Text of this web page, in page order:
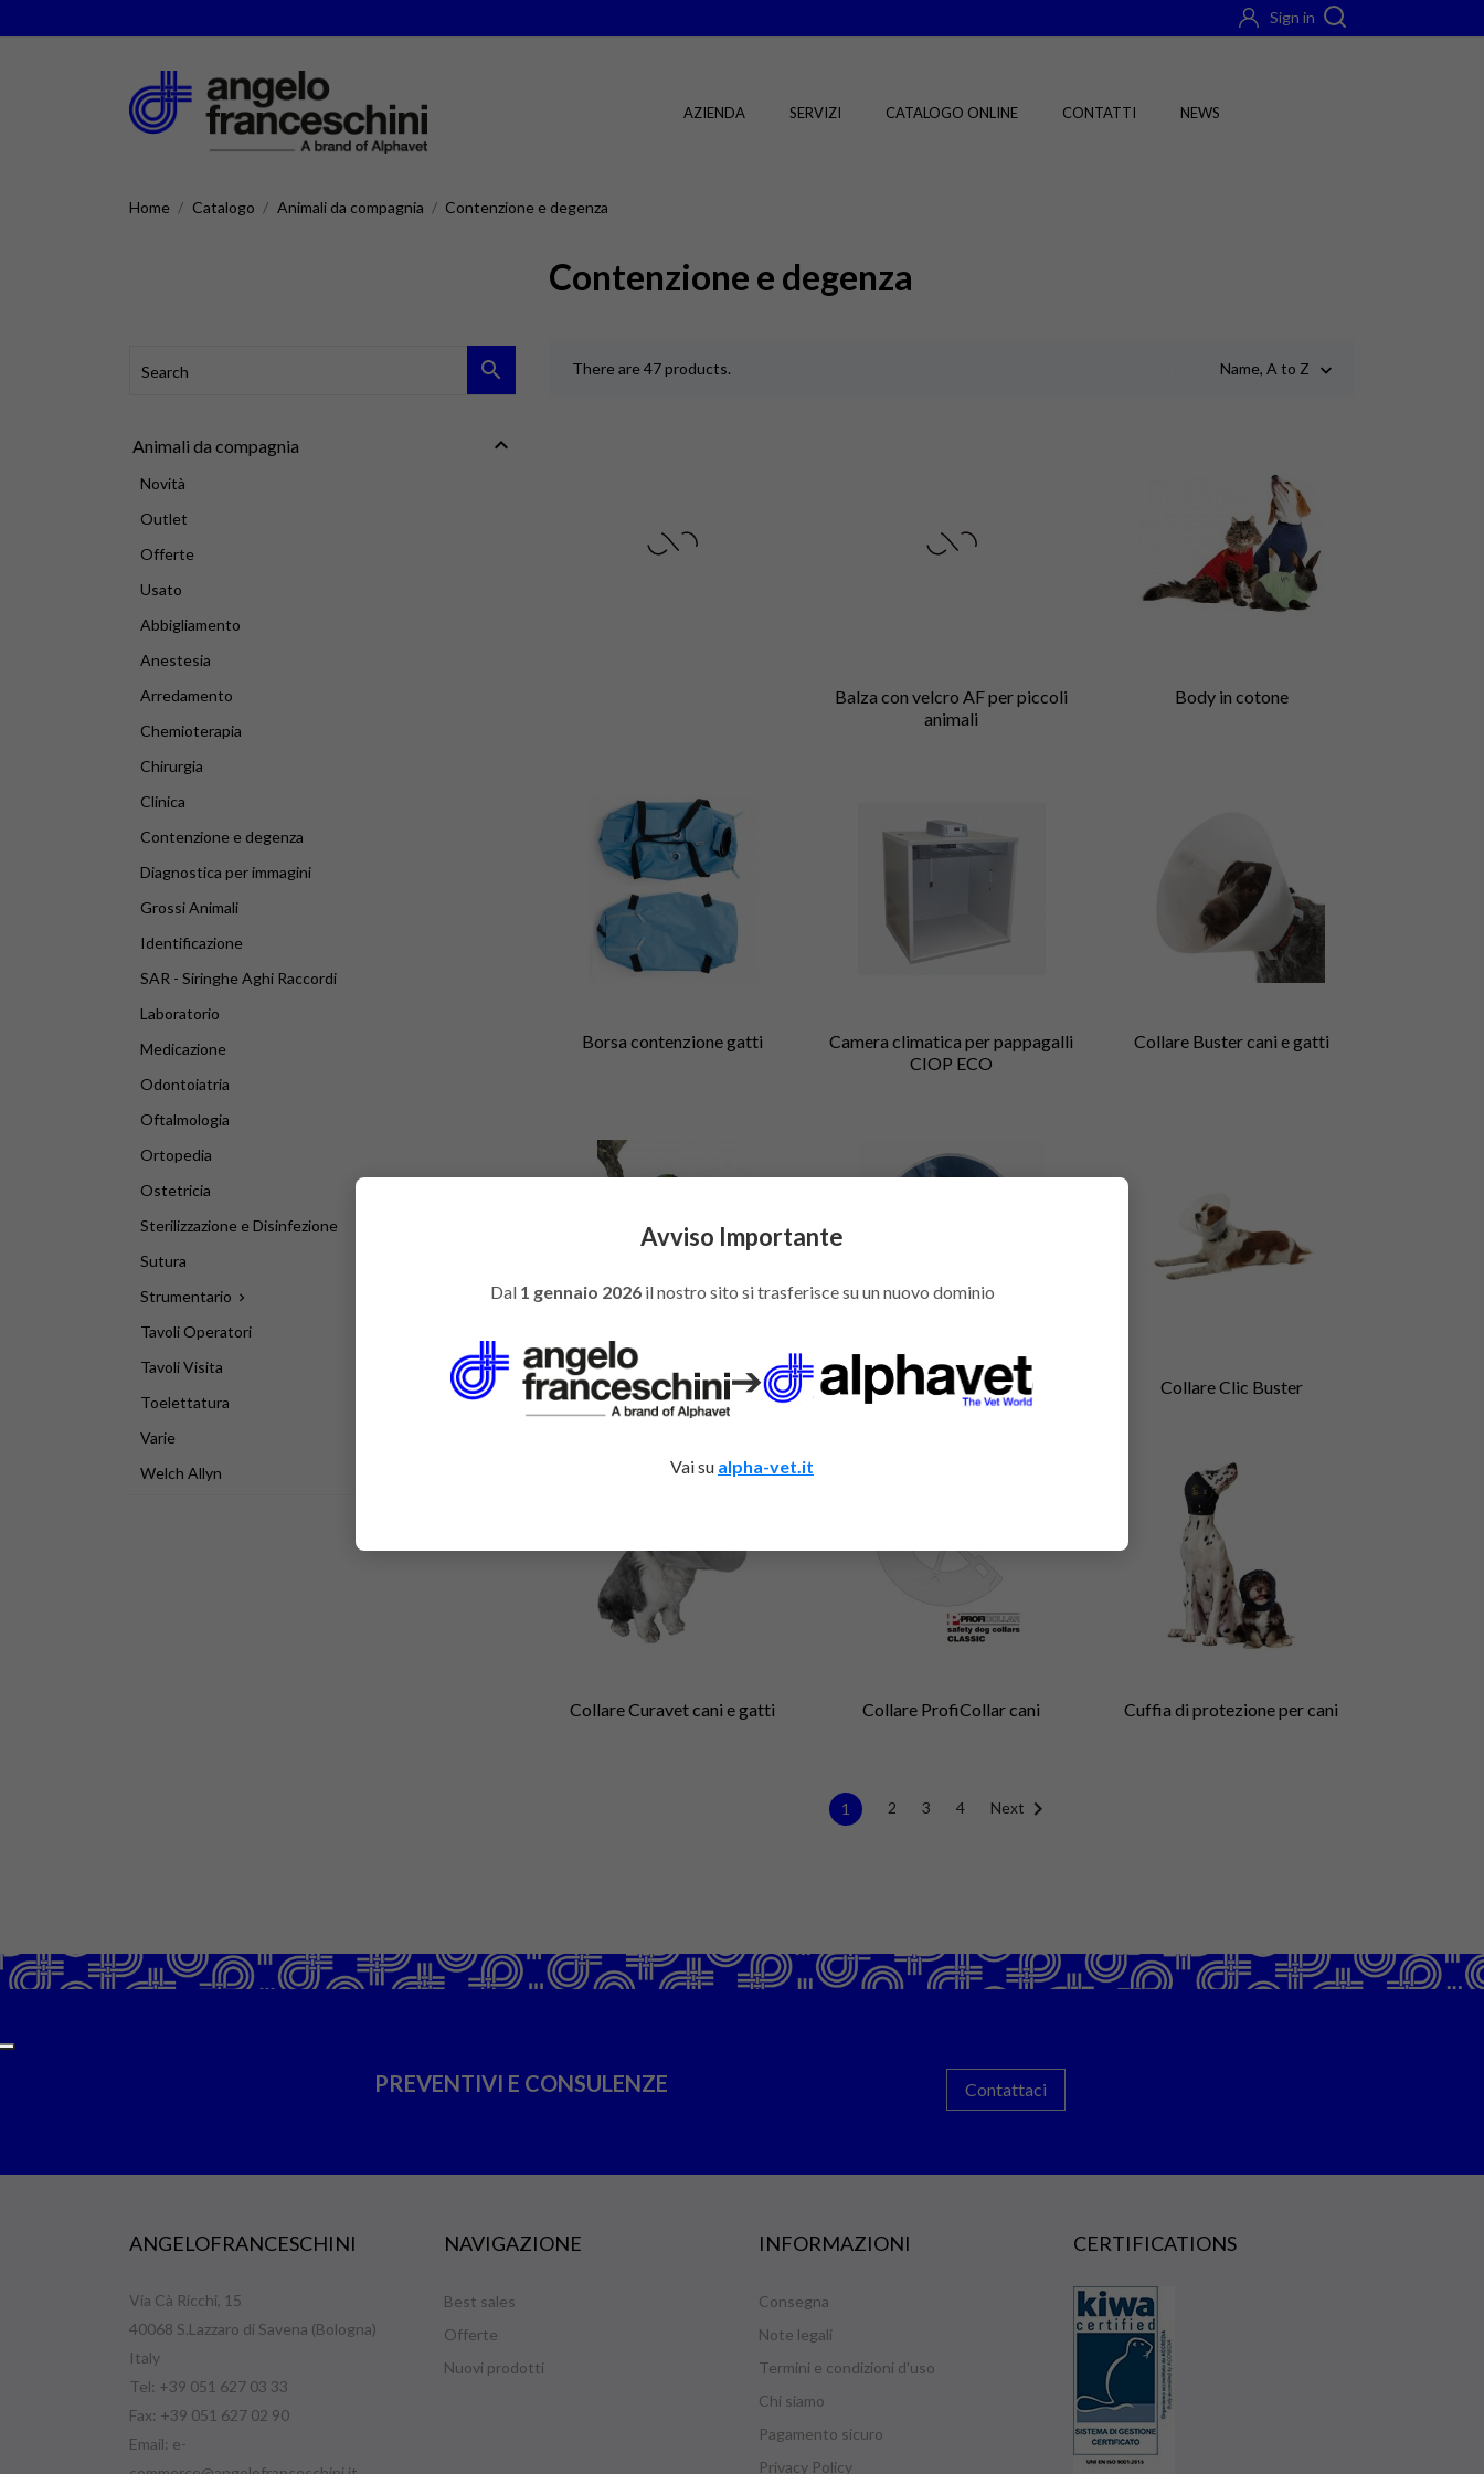
Sign in
AZIENDA SERVIZI CATALOGO ONLINE CONTATTI NEWS
Home Catalogo Animali da compagnia Contenzione e degenza

Animali da compagnia 
Novità
Outlet
Offerte
Usato
Abbigliamento
Anestesia
Arredamento
Chemioterapia
Chirurgia
Clinica
Contenzione e degenza
Diagnostica per immagini
Grossi Animali
Identificazione
SAR - Siringhe Aghi Raccordi
Laboratorio
Medicazione
Odontoiatria
Oftalmologia
Ortopedia
Ostetricia
Sterilizzazione e Disinfezione
Sutura
Strumentario 
Tavoli Operatori
Tavoli Visita
Toelettatura
Varie
Welch Allyn
Contenzione e degenza
There are 47 products. Name, A to Z 
Balza con velcro AF per piccoli
animali
Body in cotone
Borsa contenzione gatti
Camera climatica per pappagalli
CIOP ECO
Collare Buster cani e gatti
Collare Buster per volatili Collare Buster Soft cani e gatti Collare Clic Buster
Collare Curavet cani e gatti Collare ProfiCollar cani Cuffia di protezione per cani
1 2 3 4 Next 
PREVENTIVI E CONSULENZE Contattaci
ANGELOFRANCESCHINI
Via Cà Ricchi, 15
40068 S.Lazzaro di Savena (Bologna)
Italy
Tel: +39 051 627 03 33
Fax: +39 051 627 02 90
Email: e-
NAVIGAZIONE
Best sales
Offerte
Nuovi prodotti
INFORMAZIONI
Consegna
Note legali
Termini e condizioni d'uso
Chi siamo
Pagamento sicuro
Privacy Policy
CERTIFICATIONS
Avviso Importante
Dal 1 gennaio 2026il nostro sito si trasferisce su un nuovo dominio
➔
Vai su alpha-vet.it